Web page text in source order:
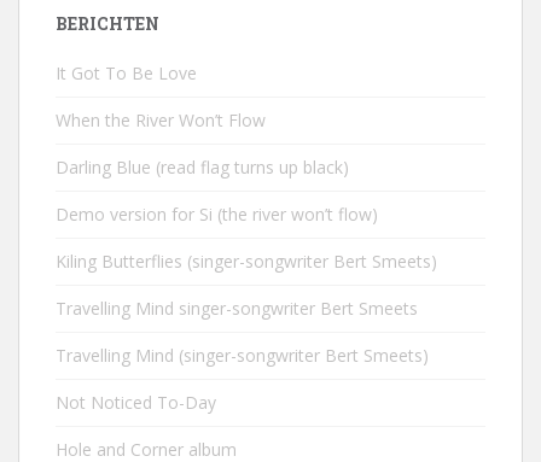
BERICHTEN
It Got To Be Love
When the River Won’t Flow
Darling Blue (read flag turns up black)
Demo version for Si (the river won’t flow)
Kiling Butterflies (singer-songwriter Bert Smeets)
Travelling Mind singer-songwriter Bert Smeets
Travelling Mind (singer-songwriter Bert Smeets)
Not Noticed To-Day
Hole and Corner album